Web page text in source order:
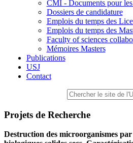
CMI - Documents pour
Dossiers de candidature
Emplois du temps des
Emplois du temps des
Faculty of sciences
Mémoires Masters
Publications
USJ
Contact
Projets de Recherche
Destruction des microorganismes